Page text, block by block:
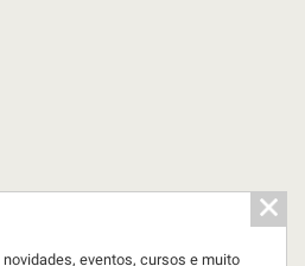
eventos, cursos e muito